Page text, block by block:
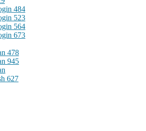
484
523
564
673
478
945
627